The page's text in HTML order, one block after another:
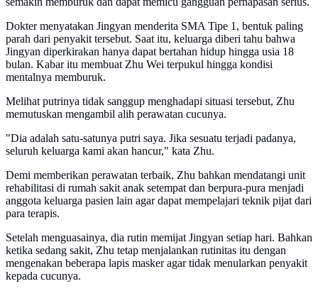
Dokter menyatakan Jingyan menderita SMA Tipe 1, bentuk paling
parah dari penyakit tersebut. Saat itu, keluarga diberi tahu bahwa
Jingyan diperkirakan hanya dapat bertahan hidup hingga usia 18
bulan. Kabar itu membuat Zhu Wei terpukul hingga kondisi
mentalnya memburuk.
Melihat putrinya tidak sanggup menghadapi situasi tersebut, Zhu
memutuskan mengambil alih perawatan cucunya.
"Dia adalah satu-satunya putri saya. Jika sesuatu terjadi padanya,
seluruh keluarga kami akan hancur," kata Zhu.
Demi memberikan perawatan terbaik, Zhu bahkan mendatangi unit
rehabilitasi di rumah sakit anak setempat dan berpura-pura menjadi
anggota keluarga pasien lain agar dapat mempelajari teknik pijat dari
para terapis.
Setelah menguasainya, dia rutin memijat Jingyan setiap hari. Bahkan
ketika sedang sakit, Zhu tetap menjalankan rutinitas itu dengan
mengenakan beberapa lapis masker agar tidak menularkan penyakit
kepada cucunya.